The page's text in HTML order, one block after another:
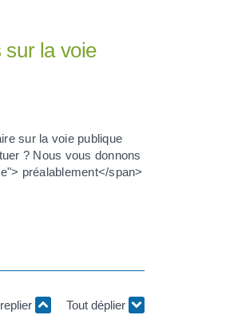
sur la voie
sur la voie publique
? Nous vous donnons
préalablement</span>
Tout déplier